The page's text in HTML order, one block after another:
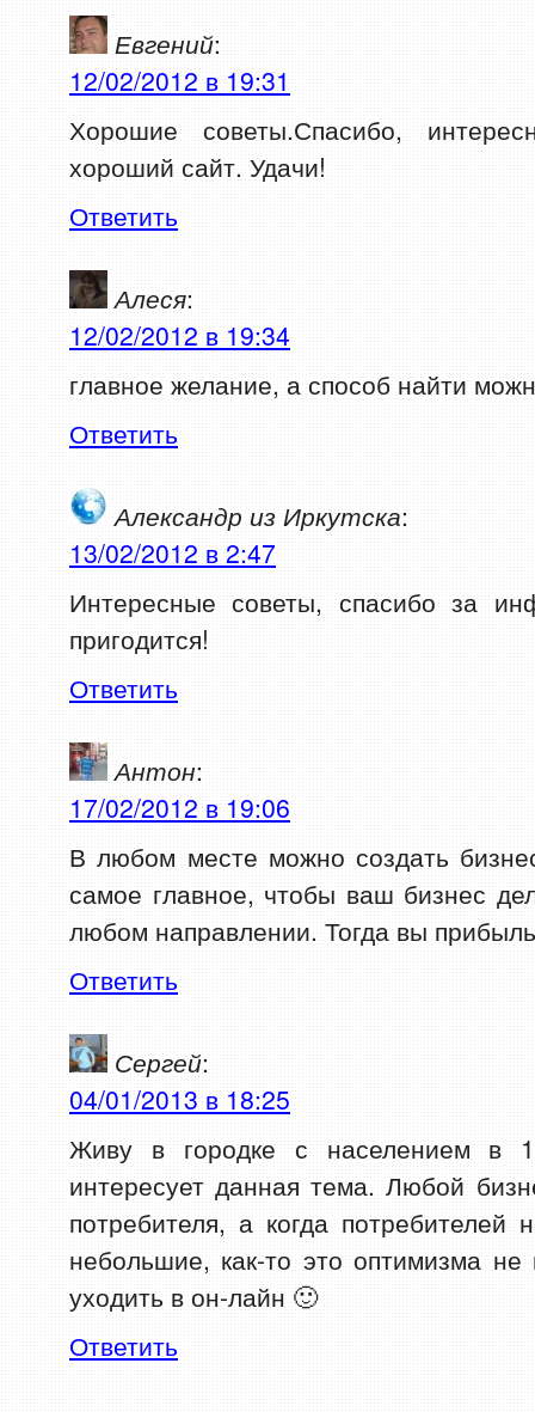
Евгений:
12/02/2012 в 19:31
Хорошие советы.Спасибо,
хороший сайт. Удачи!
Ответить
Алеся:
12/02/2012 в 19:34
главное желание, а способ найти
Ответить
Александр из Иркутска:
13/02/2012 в 2:47
Интересные советы, спасибо за
пригодится!
Ответить
Антон:
17/02/2012 в 19:06
В любом месте можно создать
самое главное, чтобы ваш бизнес
любом направлении. Тогда вы
Ответить
Сергей:
04/01/2013 в 18:25
Живу в городке с населением в
интересует данная тема. Любой
потребителя, а когда
небольшие, как-то это оптимизма
уходить в он-лайн 🙂
Ответить